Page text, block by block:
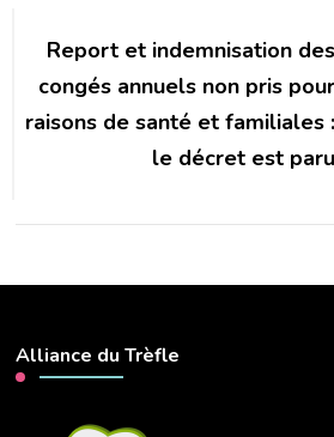
Report et indemnisation des
congés annuels non pris pour
raisons de santé et familiales :
le décret est paru
Alliance du Trèfle